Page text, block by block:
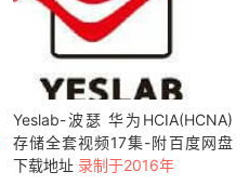
Yeslab-波瑟 华为HCIA(HCNA)
存储全套视频17集-附百度网盘
下载地址 录制于2016年